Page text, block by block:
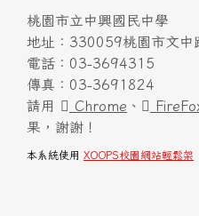
桃園市立中興國民中學
地址：330059桃園市文中
電話：03-3694315
傳真：03-3691824
請用
Chrome 、
果，謝謝！
本系統使用 XOOPS校園網站輕鬆架